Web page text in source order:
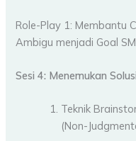
Role-Play 1: Membantu
Ambigu menjadi Goal
Sesi 4: Menemukan
Teknik
(Non-